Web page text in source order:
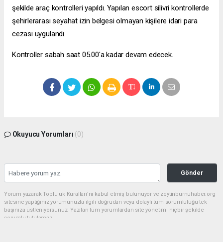
şekilde araç kontrolleri yapıldı. Yapılan escort silivri kontrollerde
şehirlerarası seyahat izin belgesi olmayan kişilere idari para
cezası uygulandı.
Kontroller sabah saat 05.00'a kadar devam edecek.
Okuyucu Yorumları (0)
Gönder
Yorum yazarak Topluluk Kuralları’nı kabul etmiş bulunuyor ve zeytinburnuhaber.org
sitesine yaptığınız yorumunuzla ilgili doğrudan veya dolaylı tüm sorumluluğu tek
başınıza üstleniyorsunuz. Yazılan tüm yorumlardan site yönetimi hiçbir şekilde
sorumlu tutulamaz.